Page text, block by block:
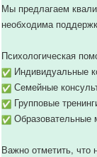
Мы предлагаем
необходима
Психологическая
Индивидуальные
Семейные
Групповые
Образовательные
Важно отметить,